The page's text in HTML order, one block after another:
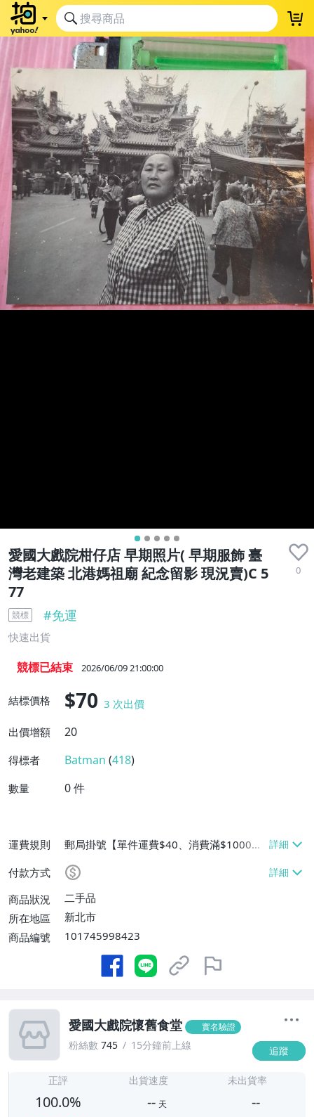
愛國大戲院柑仔店 早期照片( 早期服飾 臺
灣老建築 北港媽祖廟 紀念留影 現況賣)C 5
77
0
競標 #免運
快速出貨
競標已結束 2026/06/09 21:00:00
結標價格 $70 3 次出價
出價增額
20
得標者 Batman (418)
數量 0件
運費規則
郵局掛號【單件運費$40、消費滿$1000免
運費】
付款方式
商品狀況
二手品
所在地區
新北市
商品編號
101745998423
愛國大戲院懷舊食堂 實名驗證
粉絲數 745 15分鐘前上線 追蹤
正評
100.0%
出貨速度
-- 天
未出貨率
--